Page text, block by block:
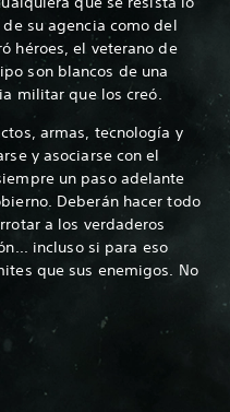
su agencia como del
héroes, el veterano de
son blancos de una
militar que los creó.
armas, tecnología y
y asociarse con el
un paso adelante
Deberán hacer todo
a los verdaderos
incluso si para eso
que sus enemigos. No